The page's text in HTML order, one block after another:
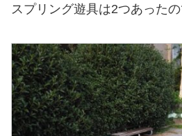
スプリング遊具は2つあったの